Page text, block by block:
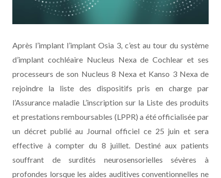
Après l’implant l’implant Osia 3, c’est au tour du système
d’implant cochléaire Nucleus Nexa de Cochlear et ses
processeurs de son Nucleus 8 Nexa et Kanso 3 Nexa de
rejoindre la liste des dispositifs pris en charge par
l’Assurance maladie L’inscription sur la Liste des produits
et prestations remboursables (LPPR) a été officialisée par
un décret publié au Journal officiel ce 25 juin et sera
effective à compter du 8 juillet. Destiné aux patients
souffrant de surdités neurosensorielles sévères à
profondes lorsque les aides auditives conventionnelles ne